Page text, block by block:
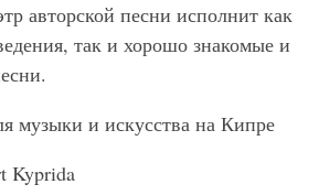
авторской песни исполнит как
так и хорошо знакомые и
музыки и искусства на Кипре
Kyprida